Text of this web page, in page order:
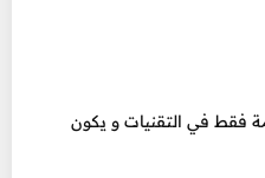
فقط في التقنيات و يكون